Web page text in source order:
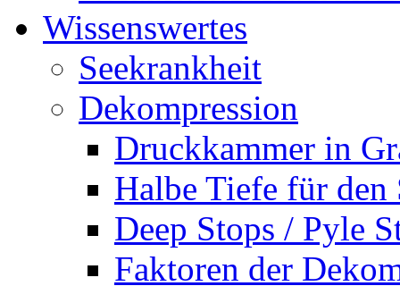
Wissenswertes
Seekrankheit
Dekompression
Druckkammer in
Halbe Tiefe für den
Deep Stops / Pyle
Faktoren der